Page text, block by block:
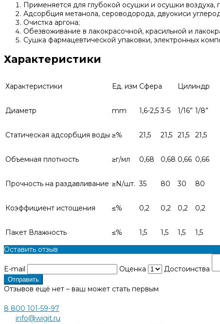
Применяется для глубокой осушки и осушки воздуха,
Адсорбция метанола, сероводорода, двуокиси
Очистка аргона;
Обезвоживание в лакокрасочной, красильной и
Сушка фармацевтической упаковки, электронных
Характеристики
Характеристики Ед. изм Сфера Цилиндр
Диаметр mm 1,6-2,5 3-5 1/16” 1/8”
Статическая адсорбция воды ≥% 21,5 21,5 21,5 21,5
Объемная плотность ≥г/мл 0,68 0,68 0,66 0,66
Прочность на раздавливание ≥N/шт. 35 80 30 80
Коэффициент истощения ≤% 0,2 0,2 0,2 0,2
Пакет Влажность ≤% 1,5 1,5 1,5
1,5
Оставить отзыв
E-mail Оценка Достоинства
Отправить
Отзывов ещё нет – ваш может стать первым
8 800 101-59-97
info@wigit.ru